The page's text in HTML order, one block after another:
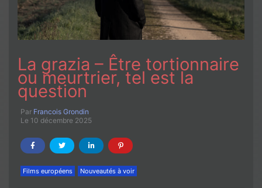
La grazia – Être tortionnaire
ou meurtrier, tel est la
question
Par Francois Grondin
Le 10 décembre 2025
Films européens Nouveautés à voir